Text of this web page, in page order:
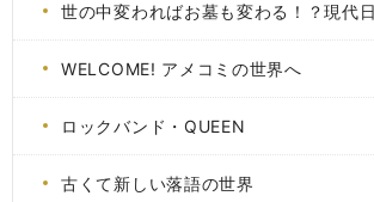
世の中変わればお墓も変わる！？現代
WELCOME! アメコミの世界へ
ロックバンド・QUEEN
古くて新しい落語の世界